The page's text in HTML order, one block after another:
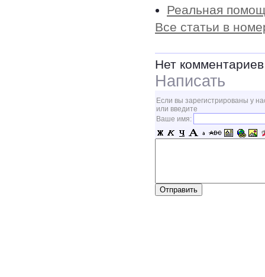
Реальная
Все статьи в
Нет комментариев
Написать
Если вы зарегистрированы у
или введите
Ваше имя: